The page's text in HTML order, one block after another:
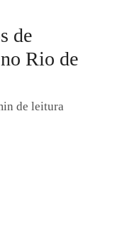
de
Rio de
de leitura